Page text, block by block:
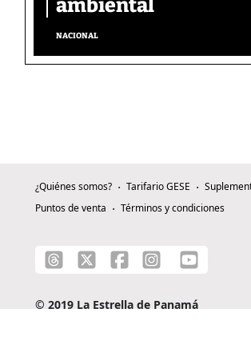
ambiental
NACIONAL
¿Quiénes somos? Tarifario GESE
Puntos de venta
Términos y condiciones
© 2019 La Estrella de Panamá